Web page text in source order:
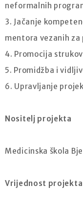
neformalnih
3. Jačanje
mentora vezanih
4. Promocija
5. Promidžba i
6. Upravljanje
Nositelj projekta
Medicinska škola
Vrijednost projekta